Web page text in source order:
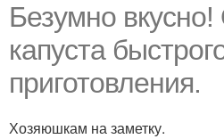
Безумно
капуста
приготовления.
Хозяюшкам на заметку.